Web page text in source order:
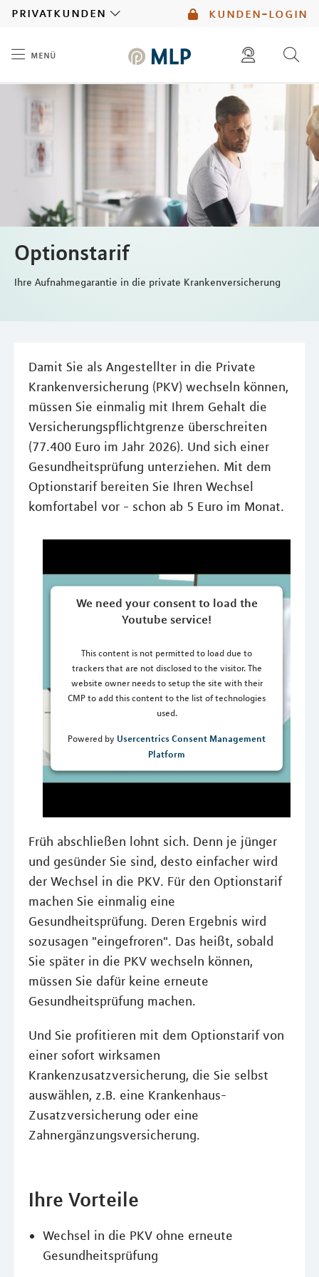
kunden-login
privatkunden
menü
diese website durchsuchen
mlp berater finden
Optionstarif
Ihre Aufnahmegarantie in die private Krankenversicherung
Damit Sie als Angestellter in die Private
Krankenversicherung (PKV) wechseln können,
müssen Sie einmalig mit Ihrem Gehalt die
Versicherungspflichtgrenze überschreiten
(77.400 Euro im Jahr 2026). Und sich einer
Gesundheitsprüfung unterziehen. Mit dem
Optionstarif bereiten Sie Ihren Wechsel
komfortabel vor - schon ab 5 Euro im Monat.
We need your consent to load the
Youtube service!
This content is not permitted to load due to
trackers that are not disclosed to the visitor. The
website owner needs to setup the site with their
CMP to add this content to the list of technologies
used.
Powered by Usercentrics Consent Management
Platform
Früh abschließen lohnt sich. Denn je jünger
und gesünder Sie sind, desto einfacher wird
der Wechsel in die PKV. Für den Optionstarif
machen Sie einmalig eine
Gesundheitsprüfung. Deren Ergebnis wird
sozusagen "eingefroren". Das heißt, sobald
Sie später in die PKV wechseln können,
müssen Sie dafür keine erneute
Gesundheitsprüfung machen.
Und Sie profitieren mit dem Optionstarif von
einer sofort wirksamen
Krankenzusatzversicherung, die Sie selbst
auswählen, z.B. eine Krankenhaus-
Zusatzversicherung oder eine
Zahnergänzungsversicherung.
Ihre Vorteile
Wechsel in die PKV ohne erneute
Gesundheitsprüfung